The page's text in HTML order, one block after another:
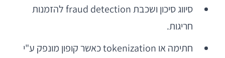
סיווג סיכון ושכבת fraud detection להזמנות
חריגות.
חתימה או tokenization כאשר קופון מונפק ע"י